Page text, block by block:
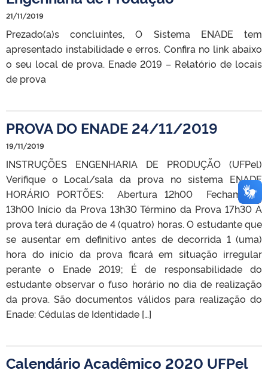
21/11/2019
Prezado(a)s concluintes, O Sistema ENADE tem
apresentado instabilidade e erros. Confira no link abaixo
o seu local de prova. Enade 2019 – Relatório de locais
de prova
PROVA DO ENADE 24/11/2019
19/11/2019
INSTRUÇÕES ENGENHARIA DE PRODUÇÃO (UFPel)
Verifique o Local/sala da prova no sistema ENADE
HORÁRIO PORTÕES: Abertura 12h00 Fechamento
13h00 Início da Prova 13h30 Término da Prova 17h30 A
prova terá duração de 4 (quatro) horas. O estudante que
se ausentar em definitivo antes de decorrida 1 (uma)
hora do início da prova ficará em situação irregular
perante o Enade 2019; É de responsabilidade do
estudante observar o fuso horário no dia de realização
da prova. São documentos válidos para realização do
Enade: Cédulas de Identidade […]
Calendário Acadêmico 2020 UFPel